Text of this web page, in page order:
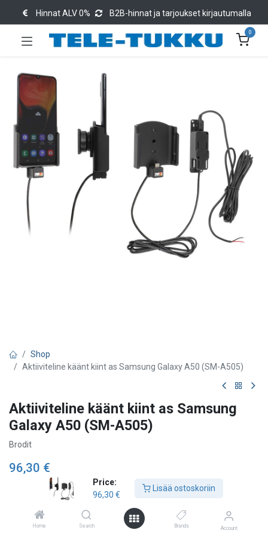
Price:
96,30 €
Lisää ostoskoriin
Home Search Brands Account
Hinnat ALV 0% B2B-hinnat ja tarjoukset kirjautumalla
0
Shop
Aktiiviteline käänt kiint as Samsung Galaxy A50 (SM-A505)
Aktiiviteline käänt kiint as Samsung
Galaxy A50 (SM-A505)
Brodit
96,30 €
Lisää ostoskoriin